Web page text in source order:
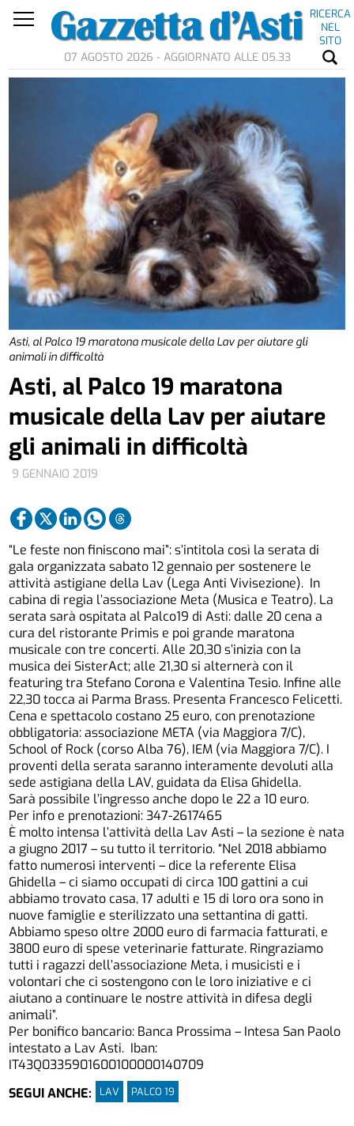
RICERCA
NEL
SITO
07 AGOSTO 2026 - AGGIORNATO ALLE 05.33
Asti, al Palco 19 maratona musicale della Lav per aiutare gli
animali in difficoltà
9 GENNAIO 2019
Asti, al Palco 19 maratona
musicale della Lav per aiutare
gli animali in difficoltà
“Le feste non finiscono mai”: s’intitola così la serata di
gala organizzata sabato 12 gennaio per sostenere le
attività astigiane della Lav (Lega Anti Vivisezione). In
cabina di regia l’associazione Meta (Musica e Teatro). La
serata sarà ospitata al Palco19 di Asti: dalle 20 cena a
cura del ristorante Primis e poi grande maratona
musicale con tre concerti. Alle 20,30 s’inizia con la
musica dei SisterAct; alle 21,30 si alternerà con il
featuring tra Stefano Corona e Valentina Tesio. Infine alle
22,30 tocca ai Parma Brass. Presenta Francesco Felicetti.
Cena e spettacolo costano 25 euro, con prenotazione
obbligatoria: associazione META (via Maggiora 7/C),
School of Rock (corso Alba 76), IEM (via Maggiora 7/C). I
proventi della serata saranno interamente devoluti alla
sede astigiana della LAV, guidata da Elisa Ghidella.
Sarà possibile l’ingresso anche dopo le 22 a 10 euro.
Per info e prenotazioni: 347-2617465
È molto intensa l’attività della Lav Asti – la sezione è nata
a giugno 2017 – su tutto il territorio. “Nel 2018 abbiamo
fatto numerosi interventi – dice la referente Elisa
Ghidella – ci siamo occupati di circa 100 gattini a cui
abbiamo trovato casa, 17 adulti e 15 di loro ora sono in
nuove famiglie e sterilizzato una settantina di gatti.
Abbiamo speso oltre 2000 euro di farmacia fatturati, e
3800 euro di spese veterinarie fatturate. Ringraziamo
tutti i ragazzi dell’associazione Meta, i musicisti e i
volontari che ci sostengono con le loro iniziative e ci
aiutano a continuare le nostre attività in difesa degli
animali”.
Per bonifico bancario: Banca Prossima – Intesa San Paolo
intestato a Lav Asti. Iban:
IT43Q0335901600100000140709
SEGUI ANCHE:
LAV PALCO 19